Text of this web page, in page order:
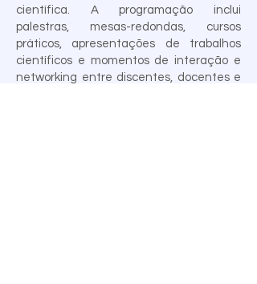
científica. A programação inclui
palestras, mesas-redondas, cursos
práticos, apresentações de trabalhos
científicos e momentos de interação e
networking entre discentes, docentes e